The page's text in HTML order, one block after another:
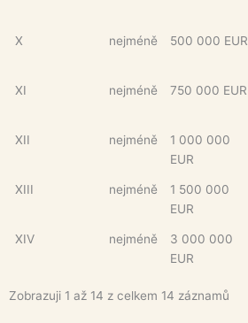
X nejméně 500 000 EUR
XI nejméně 750 000 EUR
XII nejméně
1 000 000
EUR
XIII nejméně
1 500 000
EUR
XIV nejméně
3 000 000
EUR
Zobrazuji 1 až 14 z celkem 14 záznamů